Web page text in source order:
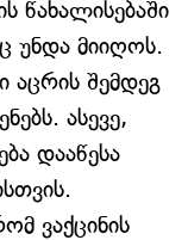
წახალისებაში
უნდა მიიღოს.
აცრის შემდეგ
ასევე,
დააწესა
ვაქცინის